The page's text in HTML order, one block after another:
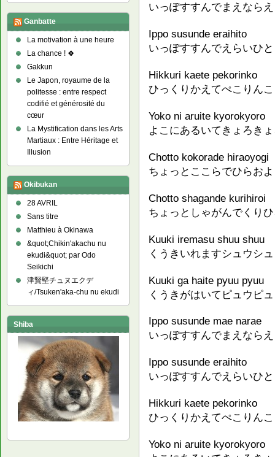
いっぽすすんでまえならえ
Ippo susunde eraihito
いっぽすすんでえらいひと
Hikkuri kaete pekorinko
ひっくりかえてぺこりんこ
Yoko ni aruite kyorokyoro
よこにあるいてきょろき
Chotto kokorade hiraoyogi
ちょっとここらでひらお
Chotto shagande kurihiroi
ちょっとしゃがんでくり
Kuuki iremasu shuu shuu
くうきいれますシュウシ
Kuuki ga haite pyuu pyuu
くうきがはいてピュウピ
Ippo susunde mae narae
いっぽすすんでまえならえ
Ippo susunde eraihito
いっぽすすんでえらいひと
Hikkuri kaete pekorinko
ひっくりかえてぺこりんこ
Yoko ni aruite kyorokyoro
Ganbatte
La motivation à une heure
La chance ! 🍀
Gakkun
Le Japon, royaume de la
politesse : entre respect
codifié et générosité du
cœur
La Mystification dans les Arts
Martiaux : Entre Héritage et
Illusion
Okibukan
28 AVRIL
Sans titre
Matthieu à Okinawa
&quot;Chikin'akachu nu
ekudi&quot; par Odo
Seikichi
津賢堅チュヌエクデ
ィ/Tsuken'aka-chu nu ekudi
Shiba